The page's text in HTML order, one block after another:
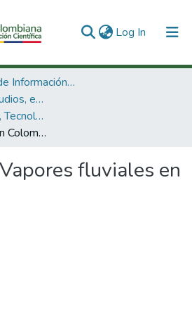
Log In (current)
3. Recursos de Información Científica y Tecnológica
3.2.1. Políticas, estudios, evaluaciones e indicadores de CTeI
Políticas de Ciencia, Tecnología e Innovación
Vapores fluviales en Colombia
Vapores fluviales en